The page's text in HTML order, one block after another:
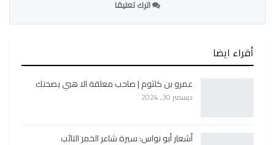
اترك تعليقا
أقراء ايضا
عمرو بن كلثوم | صاحب معلقة الا هبي بصحنك
ديسمبر 30, 2024
أشعار أبو نواس: سيرة شاعر الخمر التائب